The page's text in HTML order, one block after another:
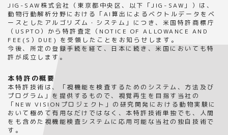
JIG-SAW株式会社（東京都中央区、以下「JIG-SAW」）は、
動物行動解析分野における「AI算出によるベクトルデータをベ
ースとしたアルゴリズム・システム」につき、米国特許商標庁
（USPTO）から特許査定（NOTICE OF ALLOWANCE AND
FEE(S）DUE) を受領したことをお知らせします。
今後、所定の登録手続を経て、日本に続き、米国においても特
許が成立します。
本特許の概要
本特許技術は、「視機能を検査するためのシステム、方法及び
プログラム」を提供するもので、視覚再生を目指す当社の
「NEW VISIONプロジェクト」の研究開発における動物実験に
おいて極めて有用なだけではなく、本特許技術単独でも、人間
をも含めた視機能検査システムに応用可能な当社の独自技術で
す。